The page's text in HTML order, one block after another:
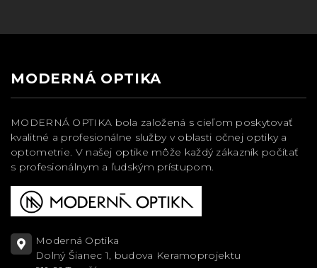
MODERNÁ OPTIKA
MODERNÁ OPTIKA bola založená s cieľom poskytovať
kvalitné a profesionálne služby v oblasti očnej optiky a
optometrie. V našej optike môže každý zákazník počítať
s profesionálnym a ľudským prístupom.
Moderná Optika
Dolný Šianec 1, budova Keramoprojektu